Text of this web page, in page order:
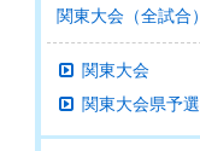
関東大会（全試合）
関東大会
関東大会県予選